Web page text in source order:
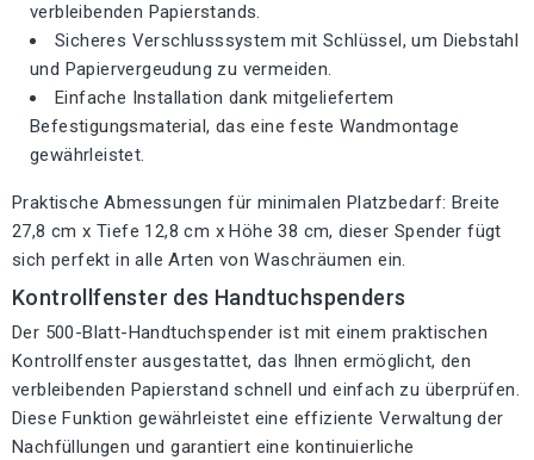
verbleibenden Papierstands.
Sicheres Verschlusssystem mit Schlüssel, um Diebstahl
und Papiervergeudung zu vermeiden.
Einfache Installation dank mitgeliefertem
Befestigungsmaterial, das eine feste Wandmontage
gewährleistet.
Praktische Abmessungen für minimalen Platzbedarf: Breite
27,8 cm x Tiefe 12,8 cm x Höhe 38 cm, dieser Spender fügt
sich perfekt in alle Arten von Waschräumen ein.
Kontrollfenster des Handtuchspenders
Der 500-Blatt-Handtuchspender ist mit einem praktischen
Kontrollfenster ausgestattet, das Ihnen ermöglicht, den
verbleibenden Papierstand schnell und einfach zu überprüfen.
Diese Funktion gewährleistet eine effiziente Verwaltung der
Nachfüllungen und garantiert eine kontinuierliche